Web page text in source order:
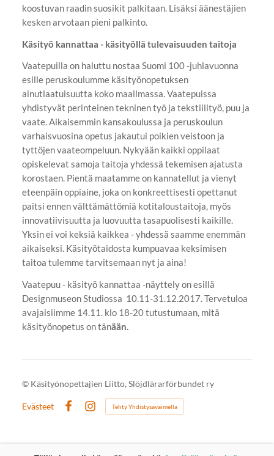
koostuvan raadin suosikit palkitaan. Lisäksi äänestäjien
kesken arvotaan pieni palkinto.
Käsityö kannattaa - käsityöllä tulevaisuuden taitoja
Vaatepuilla on haluttu nostaa Suomi 100 -juhlavuonna
esille peruskoulumme käsityönopetuksen
ainutlaatuisuutta koko maailmassa. Vaatepuissa
yhdistyvät perinteinen tekninen työ ja tekstiilityö, puu ja
vaate. Aikaisemmin kansakoulussa ja peruskoulun
varhaisvuosina opetus jakautui poikien veistoon ja
tyttöjen vaateompeluun. Nykyään kaikki oppilaat
opiskelevat samoja taitoja yhdessä tekemisen ajatusta
korostaen. Pientä maatamme on kannatellut ja vienyt
eteenpäin oppiaine, joka on konkreettisesti opettanut
paitsi ennen välttämättömiä kotitaloustaitoja, myös
innovatiivisuutta ja luovuutta tasapuolisesti kaikille.
Yksin ei voi keksiä kaikkea - yhdessä saamme enemmän
aikaiseksi. Käsityötaidosta kumpuavaa keksimisen
taitoa tulemme tarvitsemaan nyt ja aina!
Vaatepuu - käsityö kannattaa -näyttely on esillä
Designmuseon Studiossa 10.11-31.12.2017. Tervetuloa
avajaisiimme 14.11. klo 18-20 tutustumaan, mitä
käsityönopetus on tänään.
© Käsityönopettajien Liitto, Slöjdlärarförbundet ry
Evästeet
Instagram
Tehty Yhdistysavaimella